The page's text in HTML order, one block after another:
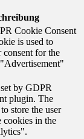
Cookie Consent
is used to
consent for the
by GDPR
plugin. The
store the user
cookies in the